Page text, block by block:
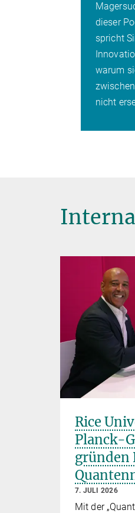
dieser
spricht
warum
nicht
Rice
Planck-
gründen
7. JULI 2026
Mit der